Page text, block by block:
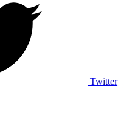
Twitter